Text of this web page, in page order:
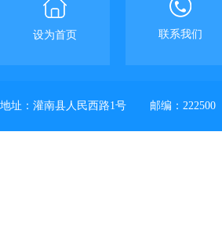
设为首页 联系我们
地址：灌南县人民西路1号 邮编：222500